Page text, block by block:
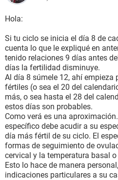
Hola:
Si tu ciclo se inicia el día 8 de
cuenta lo que le expliqué en
tenido relaciones 9 días antes
días la fertilidad disminuye.
Al día 8 súmele 12, ahí empieza
fértiles (o sea el 20 del
más, o sea hasta el 28 del
estos días son probables.
Como verá es una
específico debe acudir a su
día más fértil de su ciclo. El
formas de seguimiento de
cervical y la temperatura basal
Esto lo hace de manera
indicaciones particulares a su